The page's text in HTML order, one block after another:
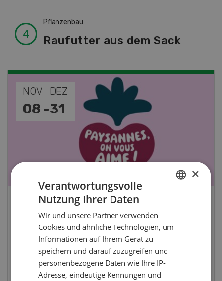
Pflanzenbau
Raufutter aus dem Sack
NOV
08 -
DEZ
31
Paysannes, on vous aime !
Eine immersive Ausstellung, die den Frauen in
×
Verantwortungsvolle
Nutzung Ihrer Daten
Wir und unsere Partner verwenden
Cookies und ähnliche Technologien, um
Informationen auf Ihrem Gerät zu
speichern und darauf zuzugreifen und
personenbezogene Daten wie Ihre IP-
Adresse, eindeutige Kennungen und